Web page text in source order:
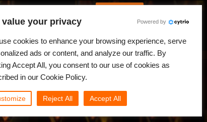
value your privacy Powered by
cookies to enhance your browsing experience, serve
ads or content, and analyze our traffic. By
Accept All, you consent to our use of cookies as
in our Cookie Policy.
Reject All Accept All